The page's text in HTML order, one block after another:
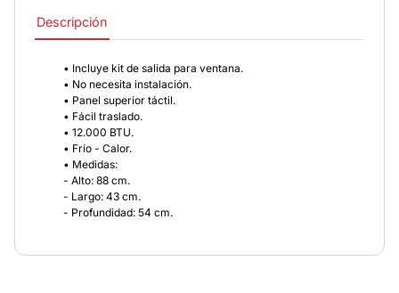
Descripción
• Incluye kit de salida para ventana.
• No necesita instalación.
• Panel superior táctil.
• Fácil traslado.
• 12.000 BTU.
• Frío - Calor.
• Medidas:
- Alto: 88 cm.
- Largo: 43 cm.
- Profundidad: 54 cm.